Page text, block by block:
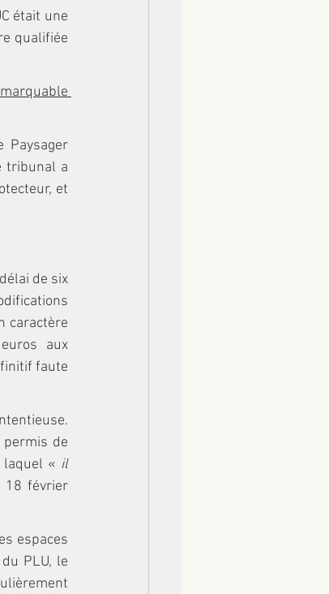
était une
qualifiée
Paysager
tribunal a
et
de six
caractère
aux
faute
permis de
laquel « il
18 février
espaces
PLU, le